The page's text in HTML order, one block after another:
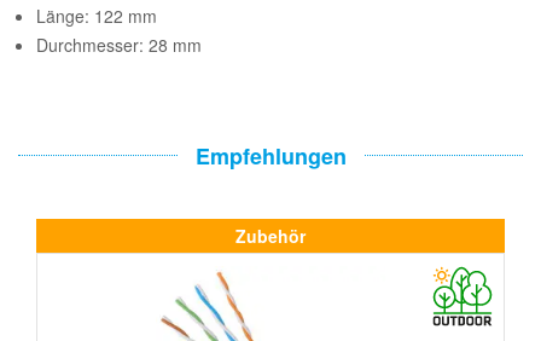
Länge: 122 mm
Durchmesser: 28 mm
Empfehlungen
Zubehör